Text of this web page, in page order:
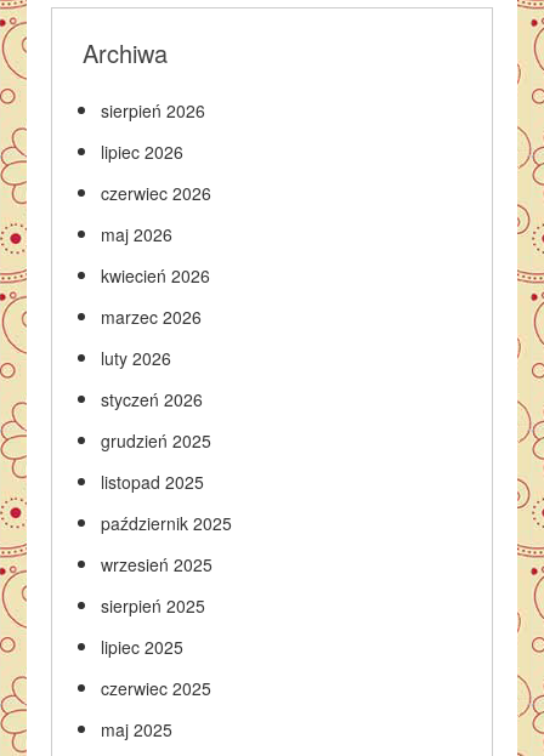
Archiwa
sierpień 2026
lipiec 2026
czerwiec 2026
maj 2026
kwiecień 2026
marzec 2026
luty 2026
styczeń 2026
grudzień 2025
listopad 2025
październik 2025
wrzesień 2025
sierpień 2025
lipiec 2025
czerwiec 2025
maj 2025